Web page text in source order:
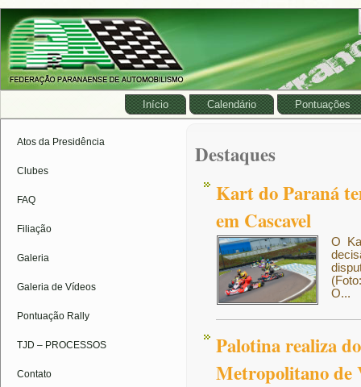
Início Calendário Pontuações
Atos da Presidência
Clubes
FAQ
Filiação
Galeria
Galeria de Vídeos
Pontuação Rally
TJD – PROCESSOS
Contato
Destaques
Kart do Paraná
em Cascavel
O
O...
Palotina realiza
Metropolitano de